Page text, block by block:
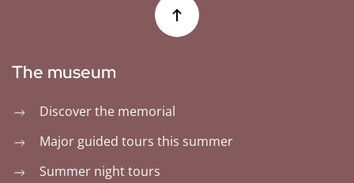
The museum
Discover the memorial
Major guided tours this summer
Summer night tours